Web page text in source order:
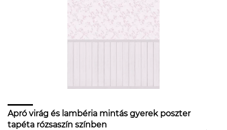
Apró virág és lambéria mintás gyerek poszter
tapéta rózsaszín színben